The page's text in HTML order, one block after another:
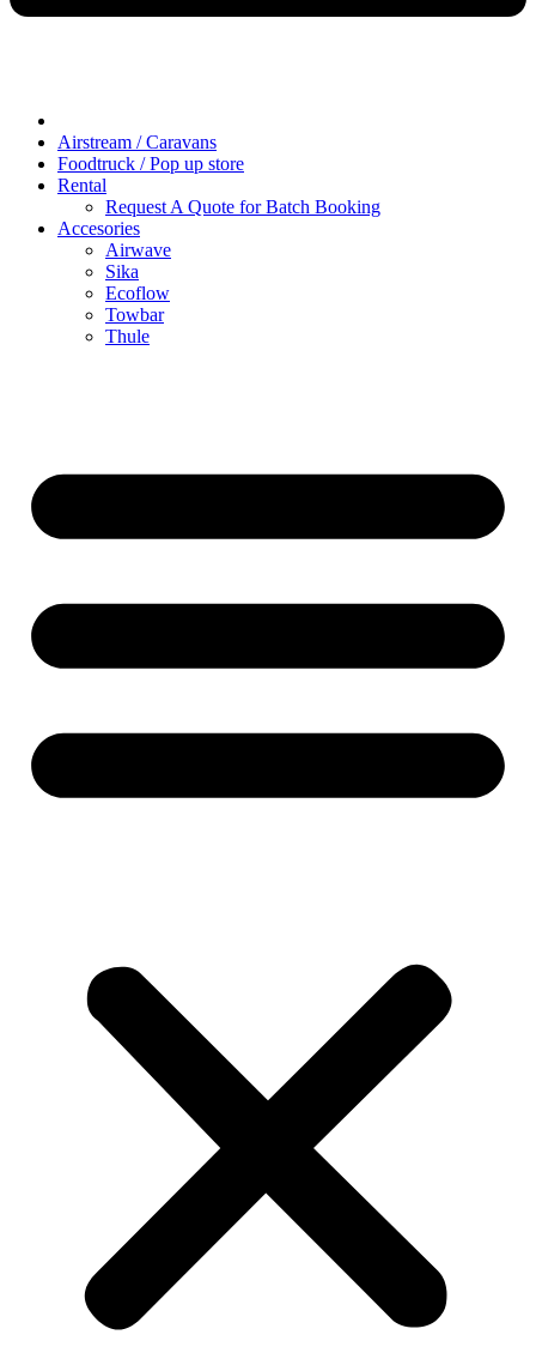
Airstream / Caravans
Foodtruck / Pop up store
Rental
Request A Quote for Batch Booking
Accesories
Airwave
Sika
Ecoflow
Towbar
Thule